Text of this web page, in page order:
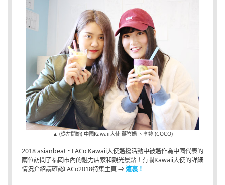
▲ (從左開始) 中國Kawaii大使·蔣岑娟 、李婷 (COCO)
2018 asianbeat・FACo Kawaii大使選撥活動中被選作為中國代表的
兩位訪問了福岡市內的魅力店家和觀光景點！有關Kawaii大使的詳細
情況介紹請確認FACo2018特集主頁 ⇒這裏！